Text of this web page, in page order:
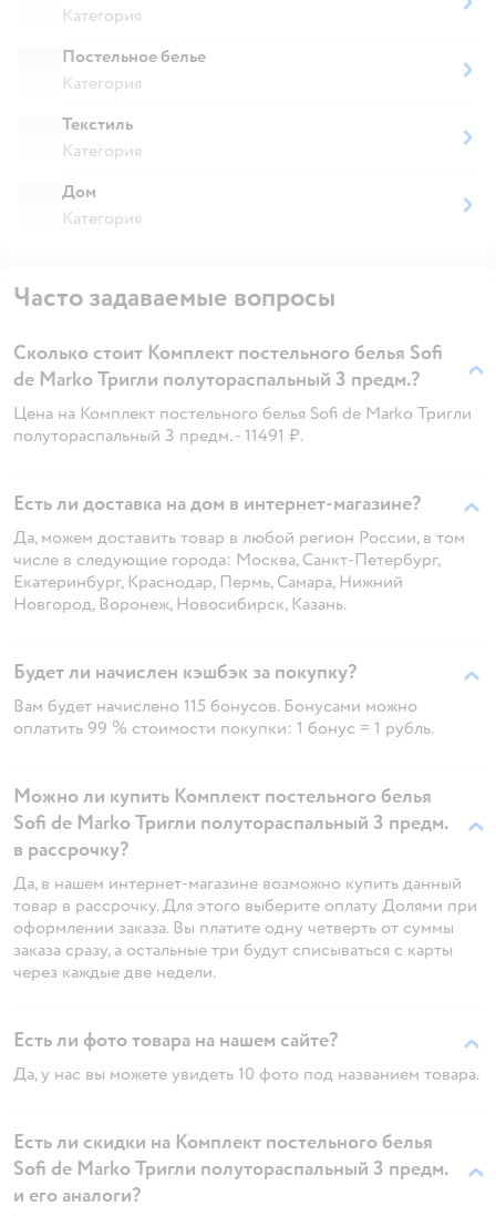
Категория
Постельное белье
Категория
Текстиль
Категория
Дом
Категория
Часто задаваемые вопросы
Сколько стоит Комплект постельного белья Sofi
de Marko Тригли полутораспальный 3 предм.?
Цена на Комплект постельного белья Sofi de Marko Тригли
полутораспальный 3 предм. - 11491 ₽.
Есть ли доставка на дом в интернет-магазине?
Да, можем доставить товар в любой регион России, в том
числе в следующие города: Москва, Санкт-Петербург,
Екатеринбург, Краснодар, Пермь, Самара, Нижний
Новгород, Воронеж, Новосибирск, Казань.
Будет ли начислен кэшбэк за покупку?
Вам будет начислено 115 бонусов. Бонусами можно
оплатить 99 % стоимости покупки: 1 бонус = 1 рубль.
Можно ли купить Комплект постельного белья
Sofi de Marko Тригли полутораспальный 3 предм.
в рассрочку?
Да, в нашем интернет-магазине возможно купить данный
товар в рассрочку. Для этого выберите оплату Долями при
оформлении заказа. Вы платите одну четверть от суммы
заказа сразу, а остальные три будут списываться с карты
через каждые две недели.
Есть ли фото товара на нашем сайте?
Да, у нас вы можете увидеть 10 фото под названием товара.
Есть ли скидки на Комплект постельного белья
Sofi de Marko Тригли полутораспальный 3 предм.
и его аналоги?